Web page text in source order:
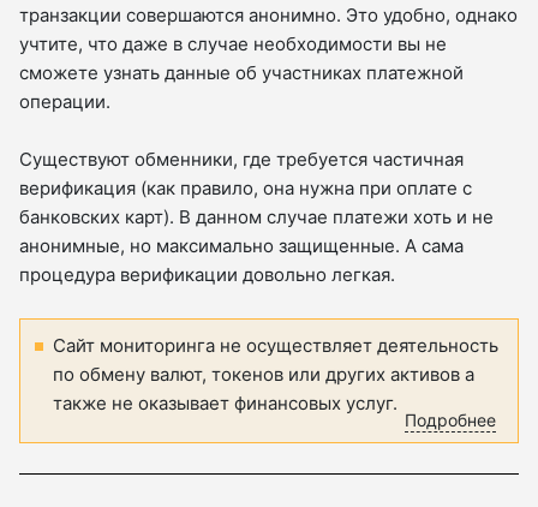
транзакции совершаются анонимно. Это удобно, однако
учтите, что даже в случае необходимости вы не
сможете узнать данные об участниках платежной
операции.
Существуют обменники, где требуется частичная
верификация (как правило, она нужна при оплате с
банковских карт). В данном случае платежи хоть и не
анонимные, но максимально защищенные. А сама
процедура верификации довольно легкая.
Сайт мониторинга не осуществляет деятельность
по обмену валют, токенов или других активов а
также не оказывает финансовых услуг.
Подробнее